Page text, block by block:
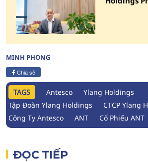
MINH PHONG
Chia sẻ
TAGS Antesco
Ylang Holdings
Tập Đoàn Ylang Holdings
CTCP Ylang
Công Ty Antesco
ANT Cổ Phiếu ANT
ĐỌC TIẾP